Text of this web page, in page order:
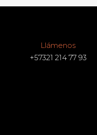
Llámenos
+57321 214 77 93